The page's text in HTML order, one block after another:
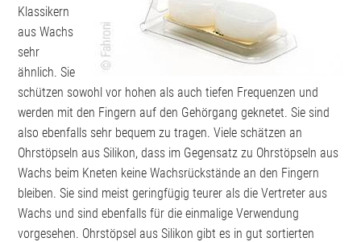
Klassikern
aus Wachs
sehr
ähnlich. Sie
schützen sowohl vor hohen als auch tiefen Frequenzen und
werden mit den Fingern auf den Gehörgang geknetet. Sie sind
also ebenfalls sehr bequem zu tragen. Viele schätzen an
Ohrstöpseln aus Silikon, dass im Gegensatz zu Ohrstöpseln aus
Wachs beim Kneten keine Wachsrückstände an den Fingern
bleiben. Sie sind meist geringfügig teurer als die Vertreter aus
Wachs und sind ebenfalls für die einmalige Verwendung
vorgesehen. Ohrstöpsel aus Silikon gibt es in gut sortierten